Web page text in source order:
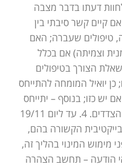
דעתו בדבר מצבה
קיים קשר סיבתי בין
טיפולים שעברה; האם
וצמיתה) אם בכלל
הצורך בטיפולים
יואיל המומחה להתייחס
יש כזו; בנוסף – יתייחס
נא לקביעות שבחוו"ד מומחי הצדדים. 4. עד ליום 19/11
הקשורה בהם,
מימוש המינוי בהליך זה,
הודעה – תחשב הצהרה